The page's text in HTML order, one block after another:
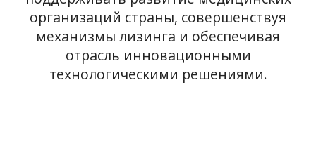
организаций страны, совершенствуя
механизмы лизинга и обеспечивая
отрасль инновационными
технологическими решениями.